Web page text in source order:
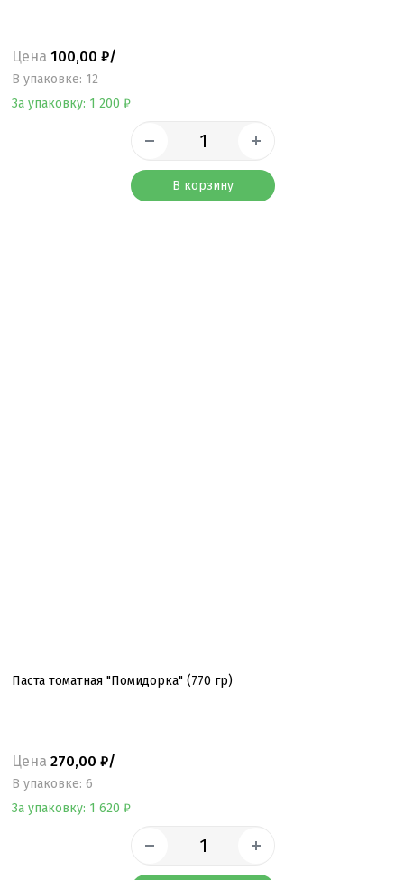
Цена 100,00 ₽/
B упаковке: 12
За упаковку: 1 200 ₽
В корзину
Паста томатная "Помидорка" (770 гр)
Цена 270,00 ₽/
B упаковке: 6
За упаковку: 1 620 ₽